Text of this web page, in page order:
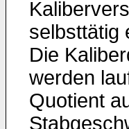
selbsttätig
Die
werden
Quotient